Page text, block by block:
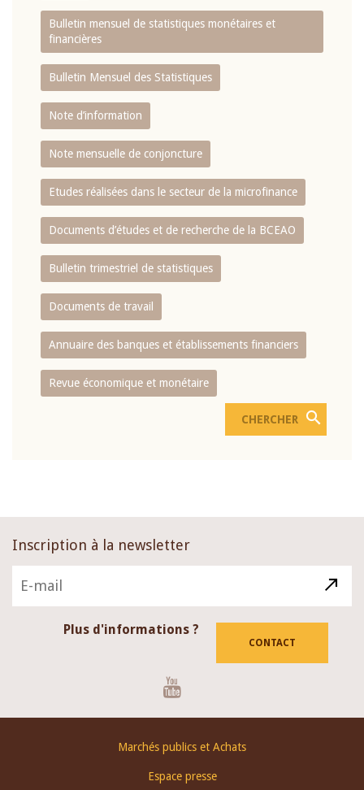
Bulletin mensuel de statistiques monétaires et
financières
Bulletin Mensuel des Statistiques
Note d’information
Note mensuelle de conjoncture
Etudes réalisées dans le secteur de la microfinance
Documents d’études et de recherche de la BCEAO
Bulletin trimestriel de statistiques
Documents de travail
Annuaire des banques et établissements financiers
Revue économique et monétaire
Inscription à la newsletter
Plus d'informations ?
CONTACT
Marchés publics et Achats
Espace presse